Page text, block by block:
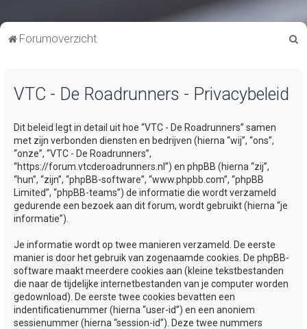
Forumoverzicht
VTC - De Roadrunners - Privacybeleid
Dit beleid legt in detail uit hoe “VTC - De Roadrunners” samen
met zijn verbonden diensten en bedrijven (hierna “wij”, “ons”,
“onze”, “VTC - De Roadrunners”,
“https://forum.vtcderoadrunners.nl”) en phpBB (hierna “zij”,
“hun”, “zijn”, “phpBB-software”, “www.phpbb.com”, “phpBB
Limited”, “phpBB-teams”) de informatie die wordt verzameld
gedurende een bezoek aan dit forum, wordt gebruikt (hierna “je
informatie”).
Je informatie wordt op twee manieren verzameld. De eerste
manier is door het gebruik van zogenaamde cookies. De phpBB-
software maakt meerdere cookies aan (kleine tekstbestanden
die naar de tijdelijke internetbestanden van je computer worden
gedownload). De eerste twee cookies bevatten een
indentificatienummer (hierna “user-id”) en een anoniem
sessienummer (hierna “session-id”). Deze twee nummers